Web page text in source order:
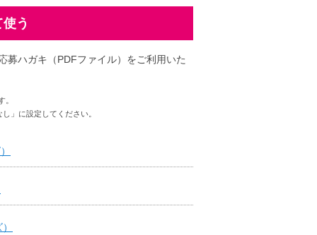
う
募ハガキ（PDFファイル）をご利用いた
。
」に設定してください。